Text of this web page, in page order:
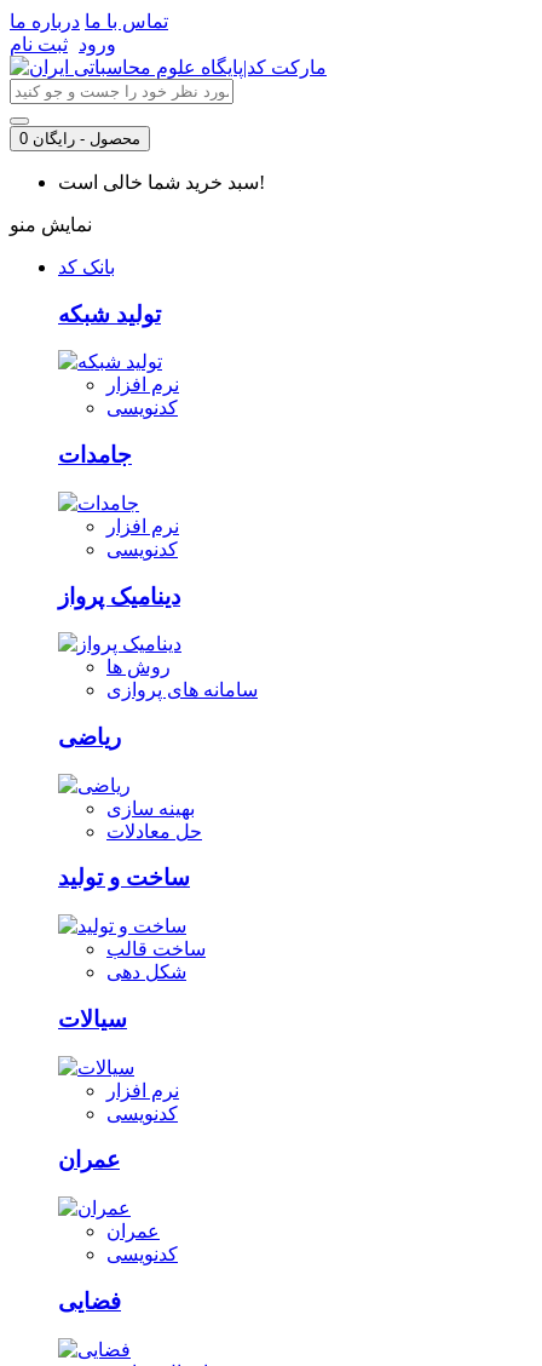
تماس با ما درباره ما
ورود ثبت نام
0 محصول - رایگان
سبد خرید شما خالی است!
نمایش منو
بانک کد
تولید شبکه
نرم افزار
کدنویسی
جامدات
نرم افزار
کدنویسی
دینامیک پرواز
روش ها
سامانه های پروازی
ریاضی
بهینه سازی
حل معادلات
ساخت و تولید
ساخت قالب
شکل دهی
سیالات
نرم افزار
کدنویسی
عمران
عمران
کدنویسی
فضایی